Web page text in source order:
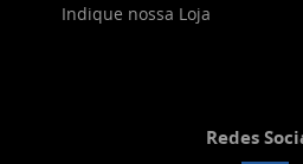
Indique nossa Loja
Redes